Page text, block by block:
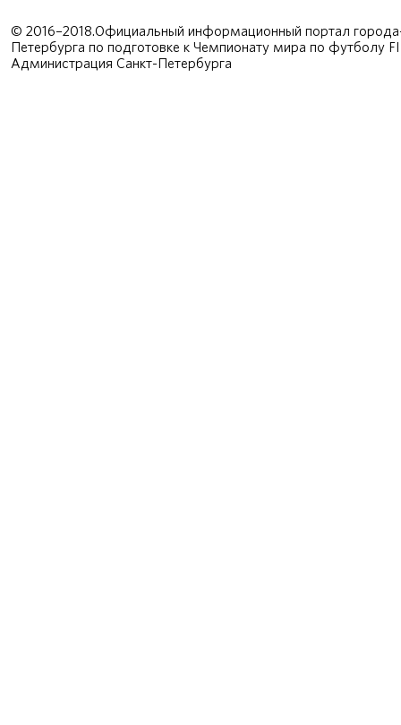
© 2016–2018.Официальный информационный портал
Петербурга по подготовке к Чемпионату мира по футболу
Администрация Санкт-Петербурга